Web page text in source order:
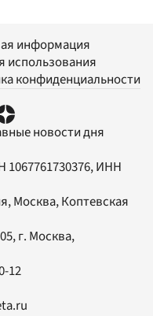
информация
использования
конфиденциальности
новости дня
1067761730376, ИНН
Москва, Коптевская
, г. Москва,
12